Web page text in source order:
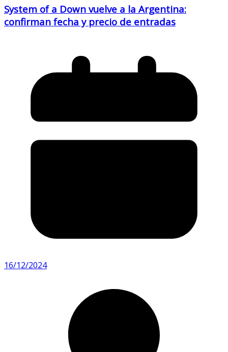
System of a Down vuelve a la Argentina:
confirman fecha y precio de entradas
16/12/2024